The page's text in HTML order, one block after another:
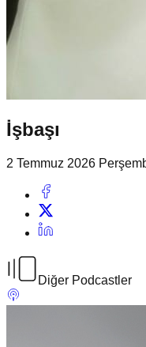
İşbaşı
2 Temmuz 2026
Diğer Podcastler